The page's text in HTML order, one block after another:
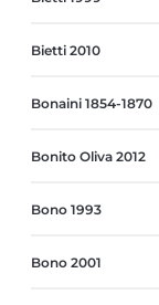
Bietti 2010
Bonaini 1854-1870
Bonito Oliva 2012
Bono 1993
Bono 2001